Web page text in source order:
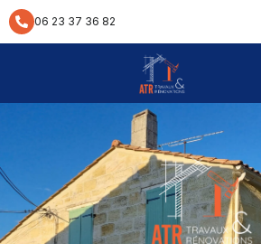
principal06 23 37 36 82